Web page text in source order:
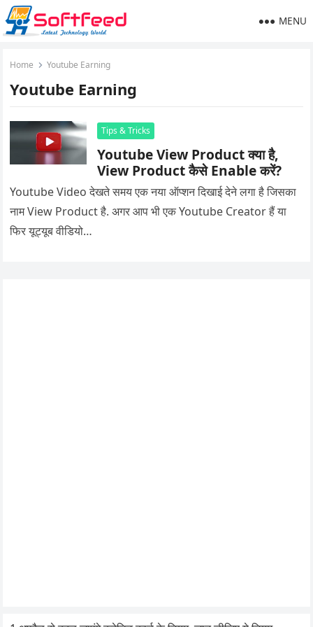
MENU
Home Youtube Earning
Youtube Earning
Tips & Tricks
Youtube View Product क्या है,
View Product कैसे Enable करें?
Youtube Video देखते समय एक नया ऑप्शन दिखाई देने लगा है जिसका
नाम View Product है. अगर आप भी एक Youtube Creator हैं या
फिर यूट्यूब वीडियो…